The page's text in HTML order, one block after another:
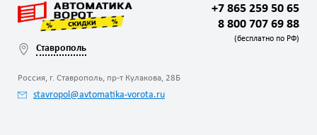
Ставрополь
Россия, г. Ставрополь, пр-т Кулакова, 28Б
stavropol@avtomatika-vorota.ru
+7 865 259 50 65
8 800 707 69 88
(бесплатно по РФ)